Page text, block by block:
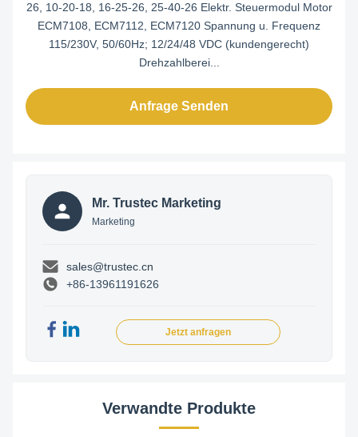
26, 10-20-18, 16-25-26, 25-40-26 Elektr. Steuermodul Motor
ECM7108, ECM7112, ECM7120 Spannung u. Frequenz
115/230V, 50/60Hz; 12/24/48 VDC (kundengerecht)
Drehzahlberei...
Anfrage Senden
Mr. Trustec Marketing
Marketing
sales@trustec.cn
+86-13961191626
Jetzt anfragen
Verwandte Produkte